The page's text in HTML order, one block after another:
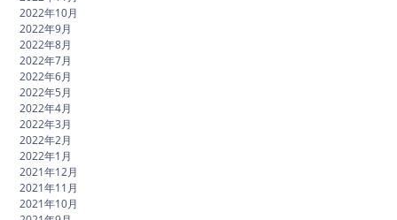
2022年10月
2022年9月
2022年8月
2022年7月
2022年6月
2022年5月
2022年4月
2022年3月
2022年2月
2022年1月
2021年12月
2021年11月
2021年10月